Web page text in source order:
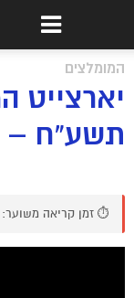
המומלצים
יארצייט
תשע”ח –
⏱️ זמן קריאה משוער: